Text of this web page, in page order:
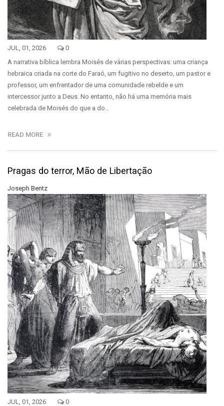
JUL, 01, 2026
0
A narrativa bíblica lembra Moisés de várias perspectivas: uma criança
hebraica criada na corte do Faraó, um fugitivo no deserto, um pastor e
professor, um enfrentador de uma comunidade rebelde e um
intercessor junto a Deus. No entanto, não há uma memória mais
celebrada de Moisés do que a do…
READ MORE
Pragas do terror, Mão de Libertação
Joseph Bentz
JUL, 01, 2026 0